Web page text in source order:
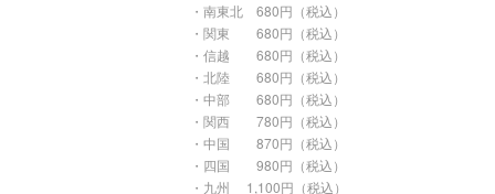
・南東北 680円（税込）
・関東 680円（税込）
・信越 680円（税込）
・北陸 680円（税込）
・中部 680円（税込）
・関西 780円（税込）
・中国 870円（税込）
・四国 980円（税込）
・九州 1,100円（税込）